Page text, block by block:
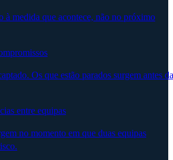
à medida que acontece, não no próximo
Os que estão parados surgem antes da
entre equipas
no momento em que duas equipas